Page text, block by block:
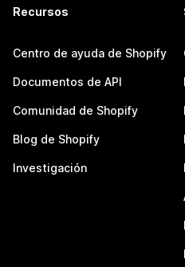
Recursos
Centro de ayuda de Shopify
Documentos de API
Comunidad de Shopify
Blog de Shopify
Investigación